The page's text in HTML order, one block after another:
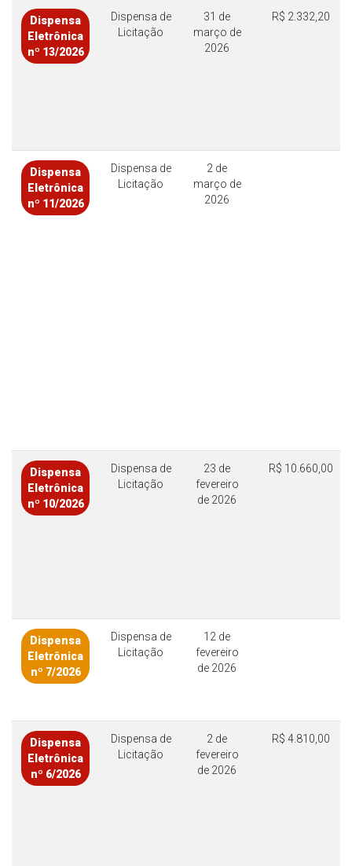
Dispensa
Eletrônica
nº 13/2026
Dispensa de
Licitação
31 de
março de
2026
R$ 2.332,20
Dispensa
Eletrônica
nº 11/2026
Dispensa de
Licitação
2 de
março de
2026
Dispensa
Eletrônica
nº 10/2026
Dispensa de
Licitação
23 de
fevereiro
de 2026
R$ 10.660,00
Dispensa
Eletrônica
nº 7/2026
Dispensa de
Licitação
12 de
fevereiro
de 2026
Dispensa
Eletrônica
nº 6/2026
Dispensa de
Licitação
2 de
fevereiro
de 2026
R$ 4.810,00